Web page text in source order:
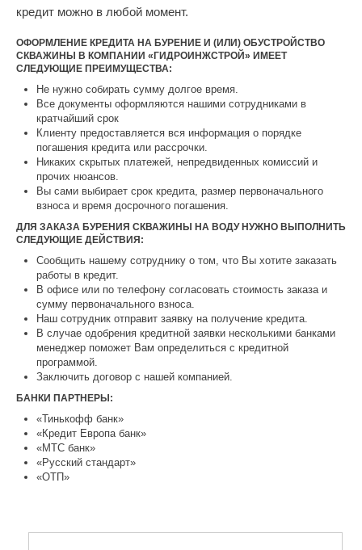
кредит можно в любой момент.
ОФОРМЛЕНИЕ КРЕДИТА НА БУРЕНИЕ И (ИЛИ) ОБУСТРОЙСТВО
СКВАЖИНЫ В КОМПАНИИ «ГИДРОИНЖСТРОЙ» ИМЕЕТ
СЛЕДУЮЩИЕ ПРЕИМУЩЕСТВА:
Не нужно собирать сумму долгое время.
Все документы оформляются нашими сотрудниками в
кратчайший срок
Клиенту предоставляется вся информация о порядке
погашения кредита или рассрочки.
Никаких скрытых платежей, непредвиденных комиссий и
прочих нюансов.
Вы сами выбирает срок кредита, размер первоначального
взноса и время досрочного погашения.
ДЛЯ ЗАКАЗА БУРЕНИЯ СКВАЖИНЫ НА ВОДУ НУЖНО ВЫПОЛНИТЬ
СЛЕДУЮЩИЕ ДЕЙСТВИЯ:
Сообщить нашему сотруднику о том, что Вы хотите заказать
работы в кредит.
В офисе или по телефону согласовать стоимость заказа и
сумму первоначального взноса.
Наш сотрудник отправит заявку на получение кредита.
В случае одобрения кредитной заявки несколькими банками
менеджер поможет Вам определиться с кредитной
программой.
Заключить договор с нашей компанией.
БАНКИ ПАРТНЕРЫ:
«Тинькофф банк»
«Кредит Европа банк»
«МТС банк»
«Русский стандарт»
«ОТП»